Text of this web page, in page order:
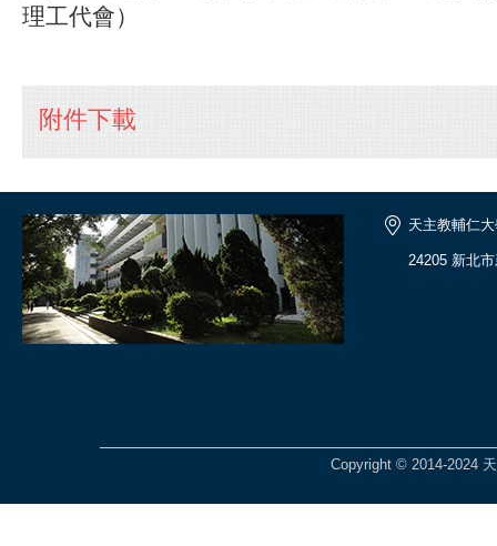
理工代會）
附件下載
天主教輔仁
24205 新北
Copyright © 2014-2024